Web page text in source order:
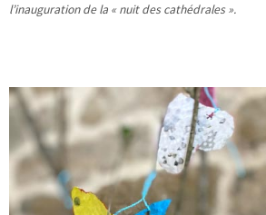
l’inauguration de la « nuit des cathédrales ».